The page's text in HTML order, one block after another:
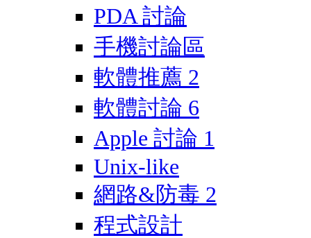
PDA 討論
手機討論區
軟體推薦 2
軟體討論 6
Apple 討論 1
Unix-like
網路&防毒 2
程式設計